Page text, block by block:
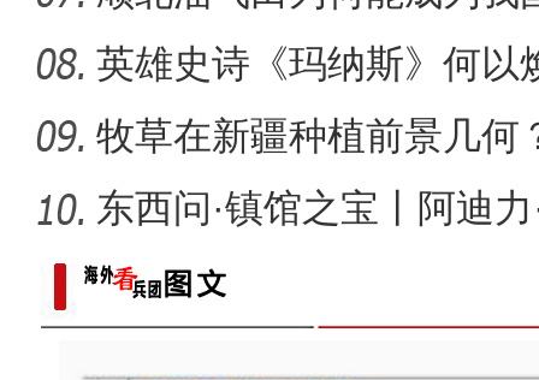
名的项
英雄史诗《玛纳斯》何以
牧草在新疆种植前景几何
东西问·镇馆之宝丨阿迪
印，